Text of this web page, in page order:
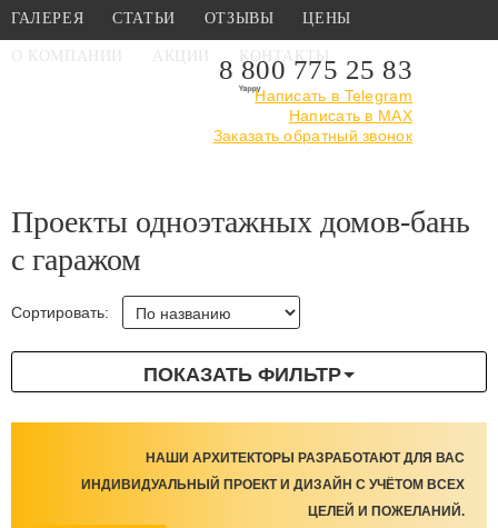
ГАЛЕРЕЯ СТАТЬИ ОТЗЫВЫ ЦЕНЫ
О КОМПАНИИ АКЦИИ КОНТАКТЫ
8 800 775 25 83
Написать в Telegram
Написать в MAX
Заказать обратный звонок
Проекты домов-бань ›
Проекты
Проекты одноэтажных домов-бань
с гаражом
Сортировать:
ПОКАЗАТЬ ФИЛЬТР
НАШИ АРХИТЕКТОРЫ РАЗРАБОТАЮТ ДЛЯ ВАС
ИНДИВИДУАЛЬНЫЙ ПРОЕКТ И ДИЗАЙН С УЧЁТОМ ВСЕХ
ЦЕЛЕЙ И ПОЖЕЛАНИЙ.